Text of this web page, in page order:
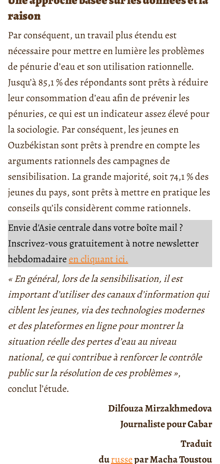
raison
Par conséquent, un travail plus étendu est
nécessaire pour mettre en lumière les problèmes
de pénurie d’eau et son utilisation rationnelle.
Jusqu’à 85,1 % des répondants sont prêts à réduire
leur consommation d’eau afin de prévenir les
pénuries, ce qui est un indicateur assez élevé pour
la sociologie. Par conséquent, les jeunes en
Ouzbékistan sont prêts à prendre en compte les
arguments rationnels des campagnes de
sensibilisation. La grande majorité, soit 74,1 % des
jeunes du pays, sont prêts à mettre en pratique les
conseils qu’ils considèrent comme rationnels.
Envie d'Asie centrale dans votre boîte mail ?
Inscrivez-vous gratuitement à notre newsletter
hebdomadaireen cliquant ici.
« En général, lors de la sensibilisation, il est
important d’utiliser des canaux d’information qui
ciblent les jeunes, via des technologies modernes
et des plateformes en ligne pour montrer la
situation réelle des pertes d’eau au niveau
national, ce qui contribue à renforcer le contrôle
public sur la résolution de ces problèmes »,
conclut l’étude.
Dilfouza Mirzakhmedova
Journaliste pour Cabar
Traduit
durussepar Macha Toustou